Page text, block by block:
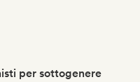
per sottogenere